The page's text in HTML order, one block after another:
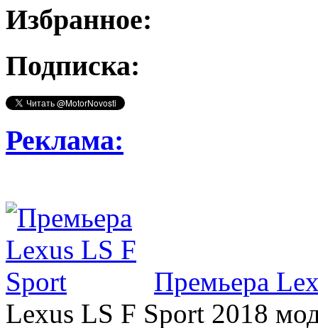
Избранное:
Подписка:
Реклама:
Премьера
Lexus LS F Sport 2018